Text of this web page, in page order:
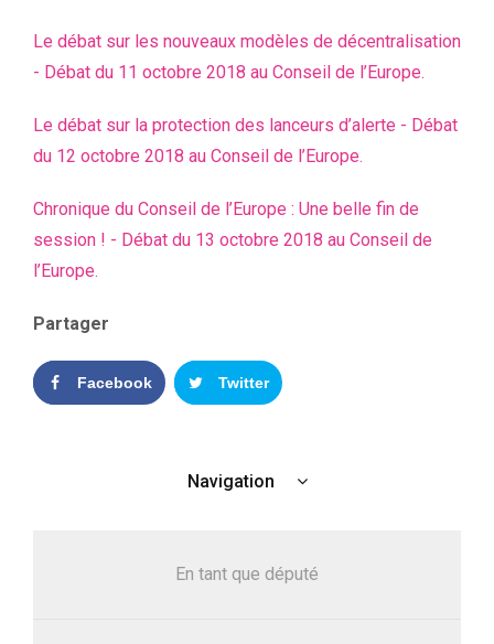
Le débat sur les nouveaux modèles de décentralisation
- Débat du 11 octobre 2018 au Conseil de l’Europe.
Le débat sur la protection des lanceurs d’alerte - Débat
du 12 octobre 2018 au Conseil de l’Europe.
Chronique du Conseil de l’Europe : Une belle fin de
session ! - Débat du 13 octobre 2018 au Conseil de
l’Europe.
Partager
Facebook Twitter
Navigation
En tant que député